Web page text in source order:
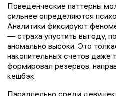
Поведенческие паттерны
сильнее определяются
Аналитики фиксируют
— страха упустить выгоду,
аномально высоки. Это
накопительных счетов даже
формировал резервов,
кешбэк.
Параллельно среди